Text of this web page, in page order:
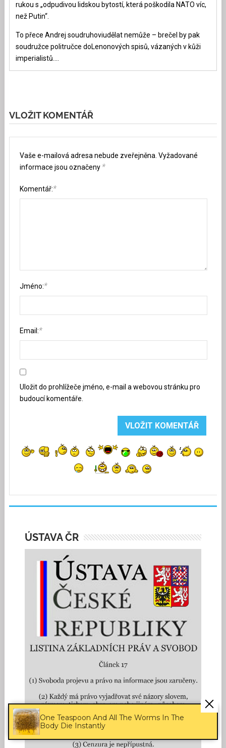
rukou s „odpudivou lidskou bytostí, která poškodila NATO víc,
než Putin“.
To přece Andrej soudruhoviudělat nemůže – brečel by pak
soudružce politručce doLenonových spisů, vázaných v kůži
imperialistů….
VLOŽIT KOMENTÁŘ
Vaše e-mailová adresa nebude zveřejněna. Vyžadované
informace jsou označeny *
Komentář:*
Jméno:*
Email:*
Uložit do prohlížeče jméno, e-mail a webovou stránku pro
budoucí komentáře.
One Teaspoon And All The Worms In The
Body Die Instantly
ÚSTAVA ČR